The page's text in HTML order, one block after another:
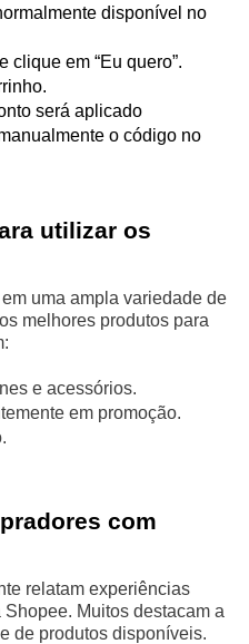
disponível no
clique em “Eu quero”.
será aplicado
o código no
utilizar os
uma ampla variedade de
melhores produtos para
e acessórios.
em promoção.
com
relatam experiências
Muitos destacam a
de produtos disponíveis.